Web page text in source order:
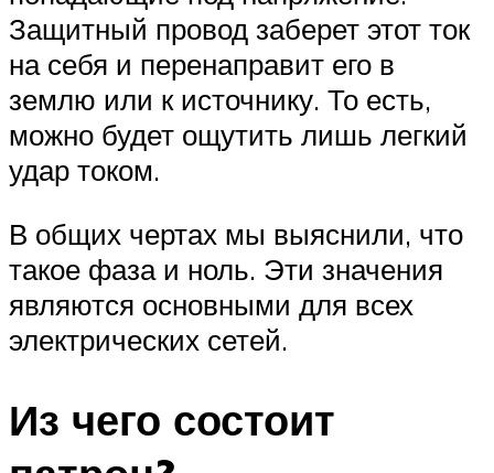
Защитный провод заберет этот ток
на себя и перенаправит его в
землю или к источнику. То есть,
можно будет ощутить лишь легкий
удар током.
В общих чертах мы выяснили, что
такое фаза и ноль. Эти значения
являются основными для всех
электрических сетей.
Из чего состоит